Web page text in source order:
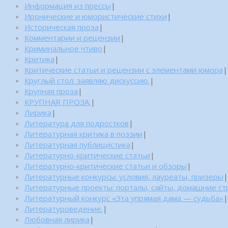
Информация из прессы |
Иронические и юмористические стихи |
Историческая проза |
Комментарии и рецензии |
Криминальное чтиво |
Критика |
Критические статьи и рецензии с элементами юмора |
Круглый стол: заявляю дискуссию. |
Крупная проза |
КРУПНАЯ ПРОЗА: |
Лирика |
Литература для подростков |
Литературная критика в поэзии |
Литературная публицистика |
Литературно-критические статьи |
Литературно-критические статьи и обзоры |
Литературные конкурсы: условия, лауреаты, призеры |
Литературные проекты: порталы, сайты, домашние
Литературный конкурс «Эта упрямая дама — судьба» |
Литературоведение. |
Любовная лирика |